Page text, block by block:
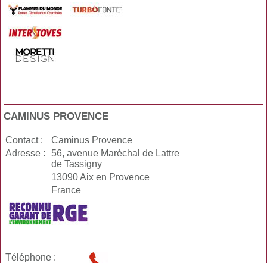
CAMINUS PROVENCE
Contact :
Caminus Provence
Adresse :
56, avenue Maréchal de Lattre
de Tassigny
13090 Aix en Provence
France
Téléphone :